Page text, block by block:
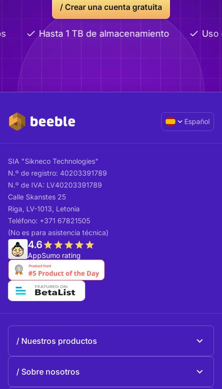
/ Crear una cuenta gratuita
Hasta 1 TB de almacenamiento Uso
Español
SIA "Sikneco Technologies"
N.º de registro: 40203391789
N.º de IVA: LV40203391789
Calle Skanstes 25
Riga, LV-1013, Letonia
Teléfono: +371 67821505
(No es para asistencia técnica)
4.6
AppSumo rating
Nuestros productos
Sobre nosotros